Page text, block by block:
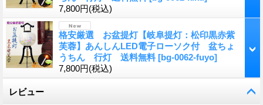
7,800円(税込)
格安厳選 お盆提灯【岐阜提灯：松印黒赤紫
芙蓉】あんしんLED電子ローソク付 盆ちょ
うちん 行灯 送料無料 [bg-0062-fuyo]
7,800円(税込)
レビュー